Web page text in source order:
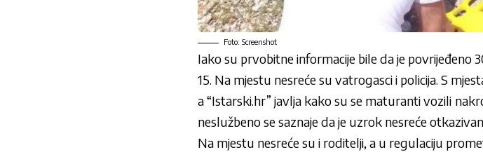
Foto: Screenshot
Iako su prvobitne informacije bile da je povrijeđeno
15. Na mjestu nesreće su vatrogasci i policija. S
a “Istarski.hr” javlja kako su se maturanti vozili
neslužbeno se saznaje da je uzrok nesreće
Na mjestu nesreće su i roditelji, a u regulaciju